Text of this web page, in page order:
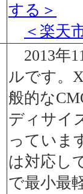
する＞
＜楽天
2013年
ルです。
般的な
ディサイ
っていま
は対応し
で最小最